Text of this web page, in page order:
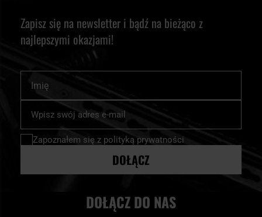
Zapisz się na newsletter i bądź na bieżąco z
najlepszymi okazjami!
nasz
newsletter:
Zapoznałem się z polityką prywatności
DOŁĄCZ
DOŁĄCZ DO NAS